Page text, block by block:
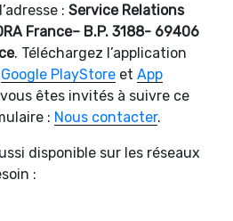
: Service Relations
France– B.P. 3188- 69406
. Téléchargez l’application
Google PlayStore et App
êtes invités à suivre ce
: Nous contacter.
disponible sur les réseaux
: